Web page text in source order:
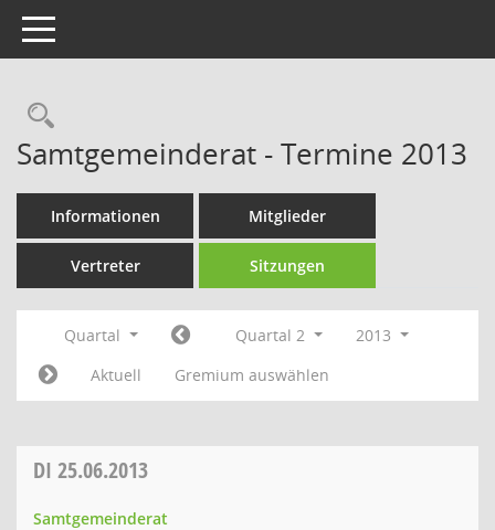
Toggle navigation
Rechercheauswahl
Samtgemeinderat - Termine 2013
Informationen Mitglieder
Vertreter Sitzungen
Quartal Quartal 2
2013
Aktuell
Gremium auswählen
DI 25.06.2013
Samtgemeinderat